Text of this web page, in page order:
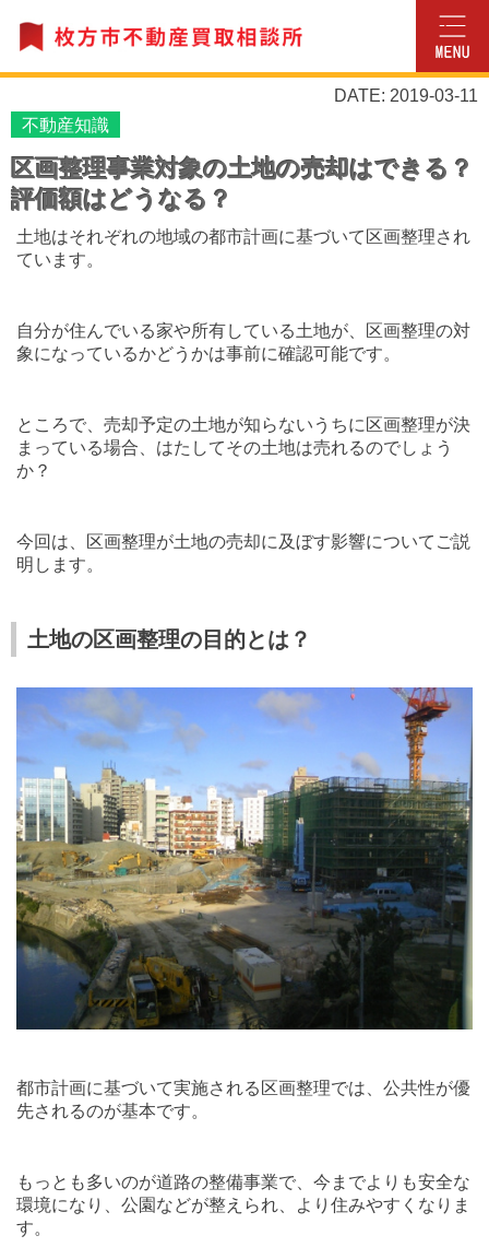
DATE: 2019-03-11
不動産知識
区画整理事業対象の土地の売却はできる？
評価額はどうなる？
土地はそれぞれの地域の都市計画に基づいて区画整理され
ています。
自分が住んでいる家や所有している土地が、区画整理の対
象になっているかどうかは事前に確認可能です。
ところで、売却予定の土地が知らないうちに区画整理が決
まっている場合、はたしてその土地は売れるのでしょう
か？
今回は、区画整理が土地の売却に及ぼす影響についてご説
明します。
土地の区画整理の目的とは？
都市計画に基づいて実施される区画整理では、公共性が優
先されるのが基本です。
もっとも多いのが道路の整備事業で、今までよりも安全な
環境になり、公園などが整えられ、より住みやすくなりま
す。